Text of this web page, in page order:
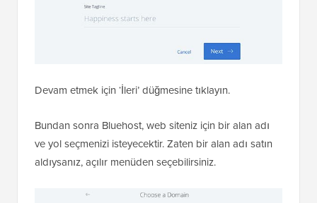
Devam etmek için ‘İleri’ düğmesine tıklayın.
Bundan sonra Bluehost, web siteniz için bir alan adı
ve yol seçmenizi isteyecektir. Zaten bir alan adı satın
aldıysanız, açılır menüden seçebilirsiniz.